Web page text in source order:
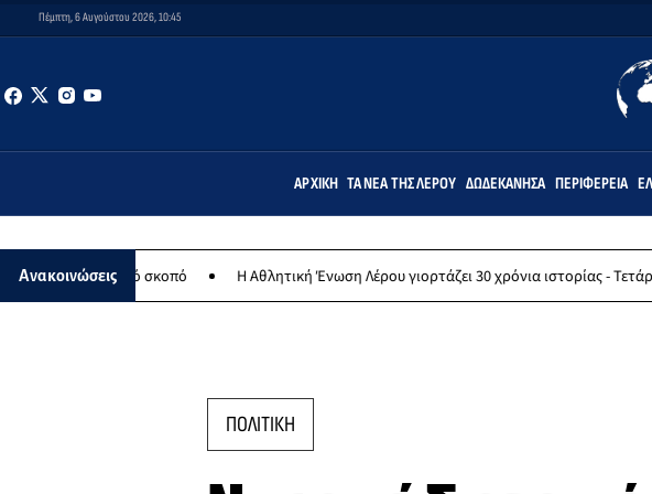
Πέμπτη, 6 Αυγούστου 2026, 10:45
ΑΡΧΙΚΉ ΤΑ ΝΈΑ ΤΗΣ ΛΈΡΟΥ ΔΩΔΕΚΆΝΗΣΑ ΠΕΡΙΦΈΡΕΙΑ
Ανακοινώσεις
σκοπό Η Αθλητική Ένωση Λέρου γιορτάζει 30 χρόνια ιστορίας - Τετάρτη 12
ΠΟΛΙΤΙΚΗ